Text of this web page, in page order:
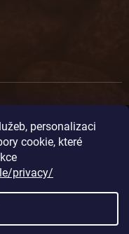
personalizaci
cookie, které
privacy/